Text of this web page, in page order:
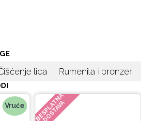
lica Rumenila i bronzeri
Vruće BESPLATNA
DOSTAVA